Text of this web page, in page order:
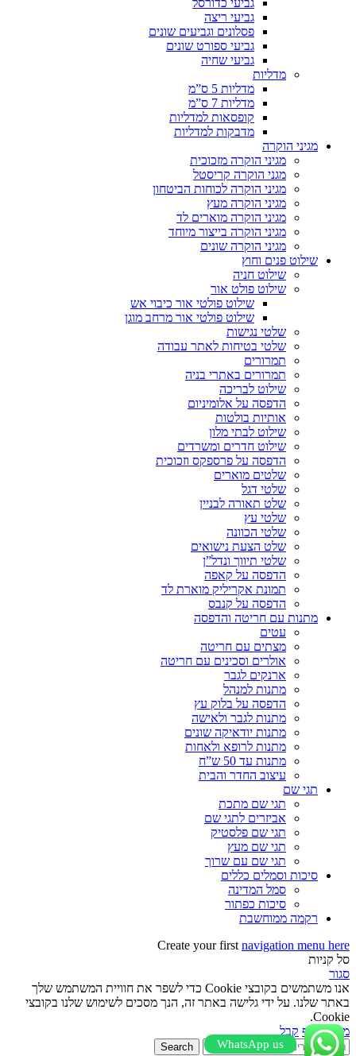
גביעי ריצה
פסלונים וגביעים שונים
גביעי ספורט שונים
גביעי שחיה
מדליות
מדליות 5 ס”מ
מדליות 7 ס”מ
קופסאות למדליות
מדבקות למדליות
מגיני הוקרה
מגיני הוקרה מזכוכית
מגני הוקרה קריסטל
מגיני הוקרה לכוחות הביטחון
מגיני הוקרה מעץ
מגיני הוקרה מוארים לד
מגיני הוקרה בייצור מיוחד
מגיני הוקרה שונים
שילוט פנים וחוץ
שילוט חניה
שילוט פולט אור
שילוט פולטי אור כיבוי אש
שילוט פולטי אור מרחב מוגן
שלטי נגישות
שלטי בטיחות לאתר עבודה
תמרורים
תמרורים באתרי בניה
שילוט לבריכה
הדפסה על אלומיניום
אותיות בולטות
שילוט לבתי מלון
שילוט חדרים ומשרדים
הדפסה על פרספקס וזכוכית
שלטים מוארים
שלטי דגל
שלט תאורה לבניין
שלטי עץ
שלטי הכוונה
שלט הצעת נישואים
שלטי תיווך ונדל”ן
הדפסה על קאפה
תמונת אקריליק מוארת לד
הדפסה על קנבס
מתנות עם חריטה והדפסה
עטים
מצתים עם חריטה
אולרים וסכינים עם חריטה
ארנקים לגבר
מתנות למנהל
הדפסה על בלוק עץ
מתנות לגבר ולאישה
מתנות יודאיקה שונים
מתנות לרופא ולאחות
מתנות עד 50 ש”ח
עיצוב החדר והבית
תגי שם
תגי שם מתכת
אביזרים לתגי שם
תגי שם פלסטיק
תגי שם מעץ
תגי שם עם שרוך
סיכות וסמלים כללים
סמל המדינה
סיכות כפתור
רקמה ממוחשבת
Create your first navigation menu here
סל קניות
סגור
אנו משתמשים בקובצי Cookie כדי לשפר את חוויית המשתמש שלך
באתר שלנו. על ידי גלישה באתר זה, הנך מסכים לשימוש שלנו בקובצי
Cookie.
מידע נוסף קבל
Search WhatsApp us